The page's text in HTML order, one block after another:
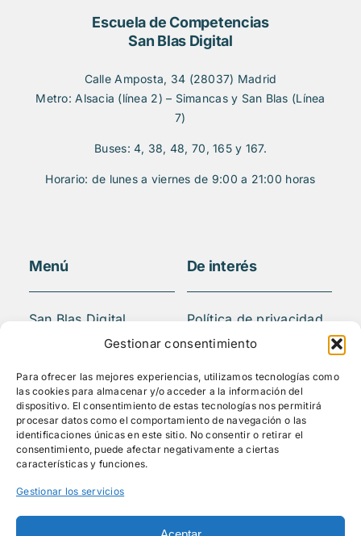
Gestionar consentimiento
Para ofrecer las mejores experiencias, utilizamos tecnologías como
las cookies para almacenar y/o acceder a la información del
dispositivo. El consentimiento de estas tecnologías nos permitirá
procesar datos como el comportamiento de navegación o las
identificaciones únicas en este sitio. No consentir o retirar el
consentimiento, puede afectar negativamente a ciertas
características y funciones.
Gestionar los servicios
Escuela de Competencias
San Blas Digital
Calle Amposta, 34 (28037) Madrid
Metro: Alsacia (línea 2) – Simancas y San Blas (Línea
7)
Buses: 4, 38, 48, 70, 165 y 167.
Horario: de lunes a viernes de 9:00 a 21:00 horas
Menú
San Blas Digital
Quiénes somos
Actividades
Blog
Mediateca
Contacto
De interés
Política de privacidad
Aviso legal